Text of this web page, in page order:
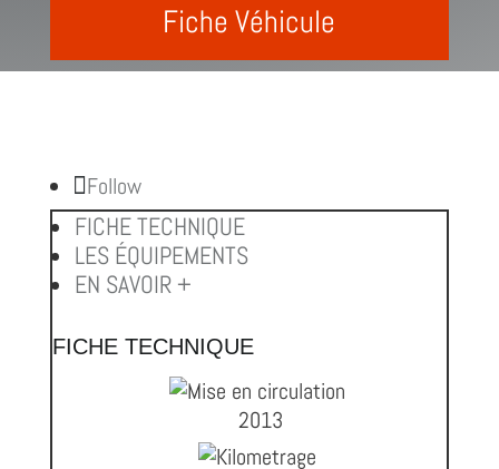
Fiche Véhicule
Follow
FICHE TECHNIQUE
LES ÉQUIPEMENTS
EN SAVOIR +
FICHE TECHNIQUE
2013